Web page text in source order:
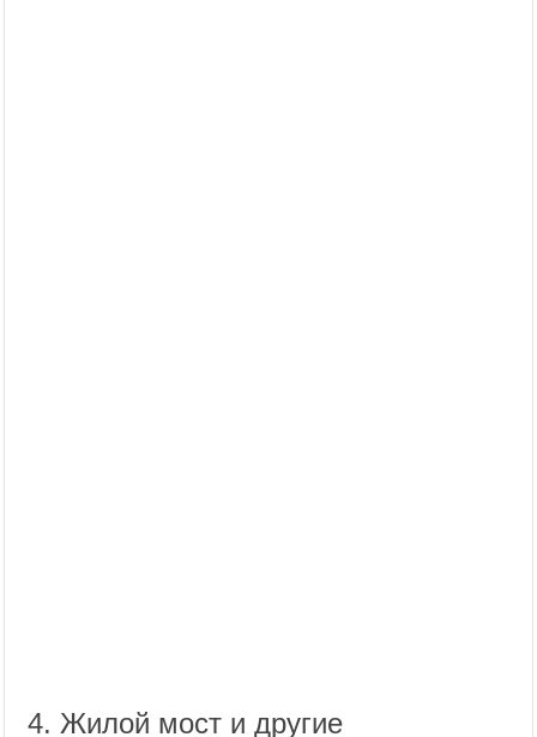
4. Жилой мост и другие